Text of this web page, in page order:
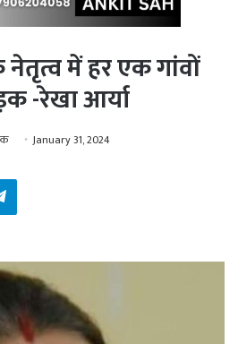
नेतृत्व में हर एक गांवों
-रेखा आर्या
January 31, 2024
Telegram